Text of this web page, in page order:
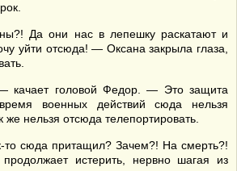
Да они нас в лепешку раскатают и
уйти отсюда! — Оксана закрыла глаза,
качает головой Федор. — Это защита
военных действий сюда нельзя
же нельзя отсюда телепортировать.
сюда притащил? Зачем?! На смерть?!
истерить, нервно шагая из